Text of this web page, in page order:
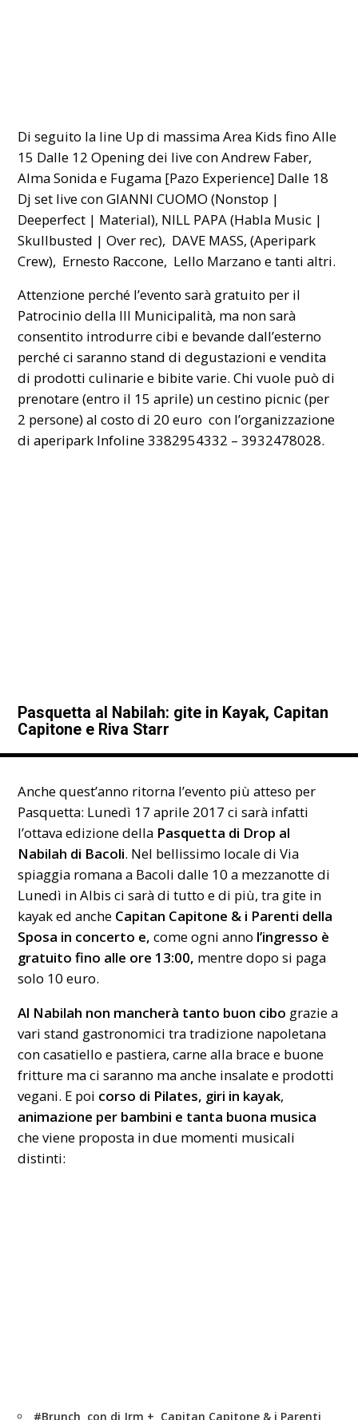
Di seguito la line Up di massima Area Kids fino Alle
15 Dalle 12 Opening dei live con Andrew Faber,
Alma Sonida e Fugama [Pazo Experience] Dalle 18
Dj set live con GIANNI CUOMO (Nonstop |
Deeperfect | Material), NILL PAPA (Habla Music |
Skullbusted | Over rec), DAVE MASS, (Aperipark
Crew), Ernesto Raccone, Lello Marzano e tanti altri.
Attenzione perché l’evento sarà gratuito per il
Patrocinio della III Municipalità, ma non sarà
consentito introdurre cibi e bevande dall’esterno
perché ci saranno stand di degustazioni e vendita
di prodotti culinarie e bibite varie. Chi vuole può di
prenotare (entro il 15 aprile) un cestino picnic (per
2 persone) al costo di 20 euro con l’organizzazione
di aperipark Infoline 3382954332 – 3932478028.
Pasquetta al Nabilah: gite in Kayak, Capitan
Capitone e Riva Starr
Anche quest’anno ritorna l’evento più atteso per
Pasquetta: Lunedì 17 aprile 2017 ci sarà infatti
l’ottava edizione della Pasquetta di Drop al
Nabilah di Bacoli. Nel bellissimo locale di Via
spiaggia romana a Bacoli dalle 10 a mezzanotte di
Lunedì in Albis ci sarà di tutto e di più, tra gite in
kayak ed anche Capitan Capitone & i Parenti della
Sposa in concerto e,come ogni anno l’ingresso è
gratuito fino alle ore 13:00, mentre dopo si paga
solo 10 euro.
Al Nabilah non mancherà tanto buon cibo grazie a
vari stand gastronomici tra tradizione napoletana
con casatiello e pastiera, carne alla brace e buone
fritture ma ci saranno ma anche insalate e prodotti
vegani. E poi corso di Pilates, giri in kayak,
animazione per bambini e tanta buona musica
che viene proposta in due momenti musicali
distinti:
#Brunch con dj Jrm + Capitan Capitone & i Parenti